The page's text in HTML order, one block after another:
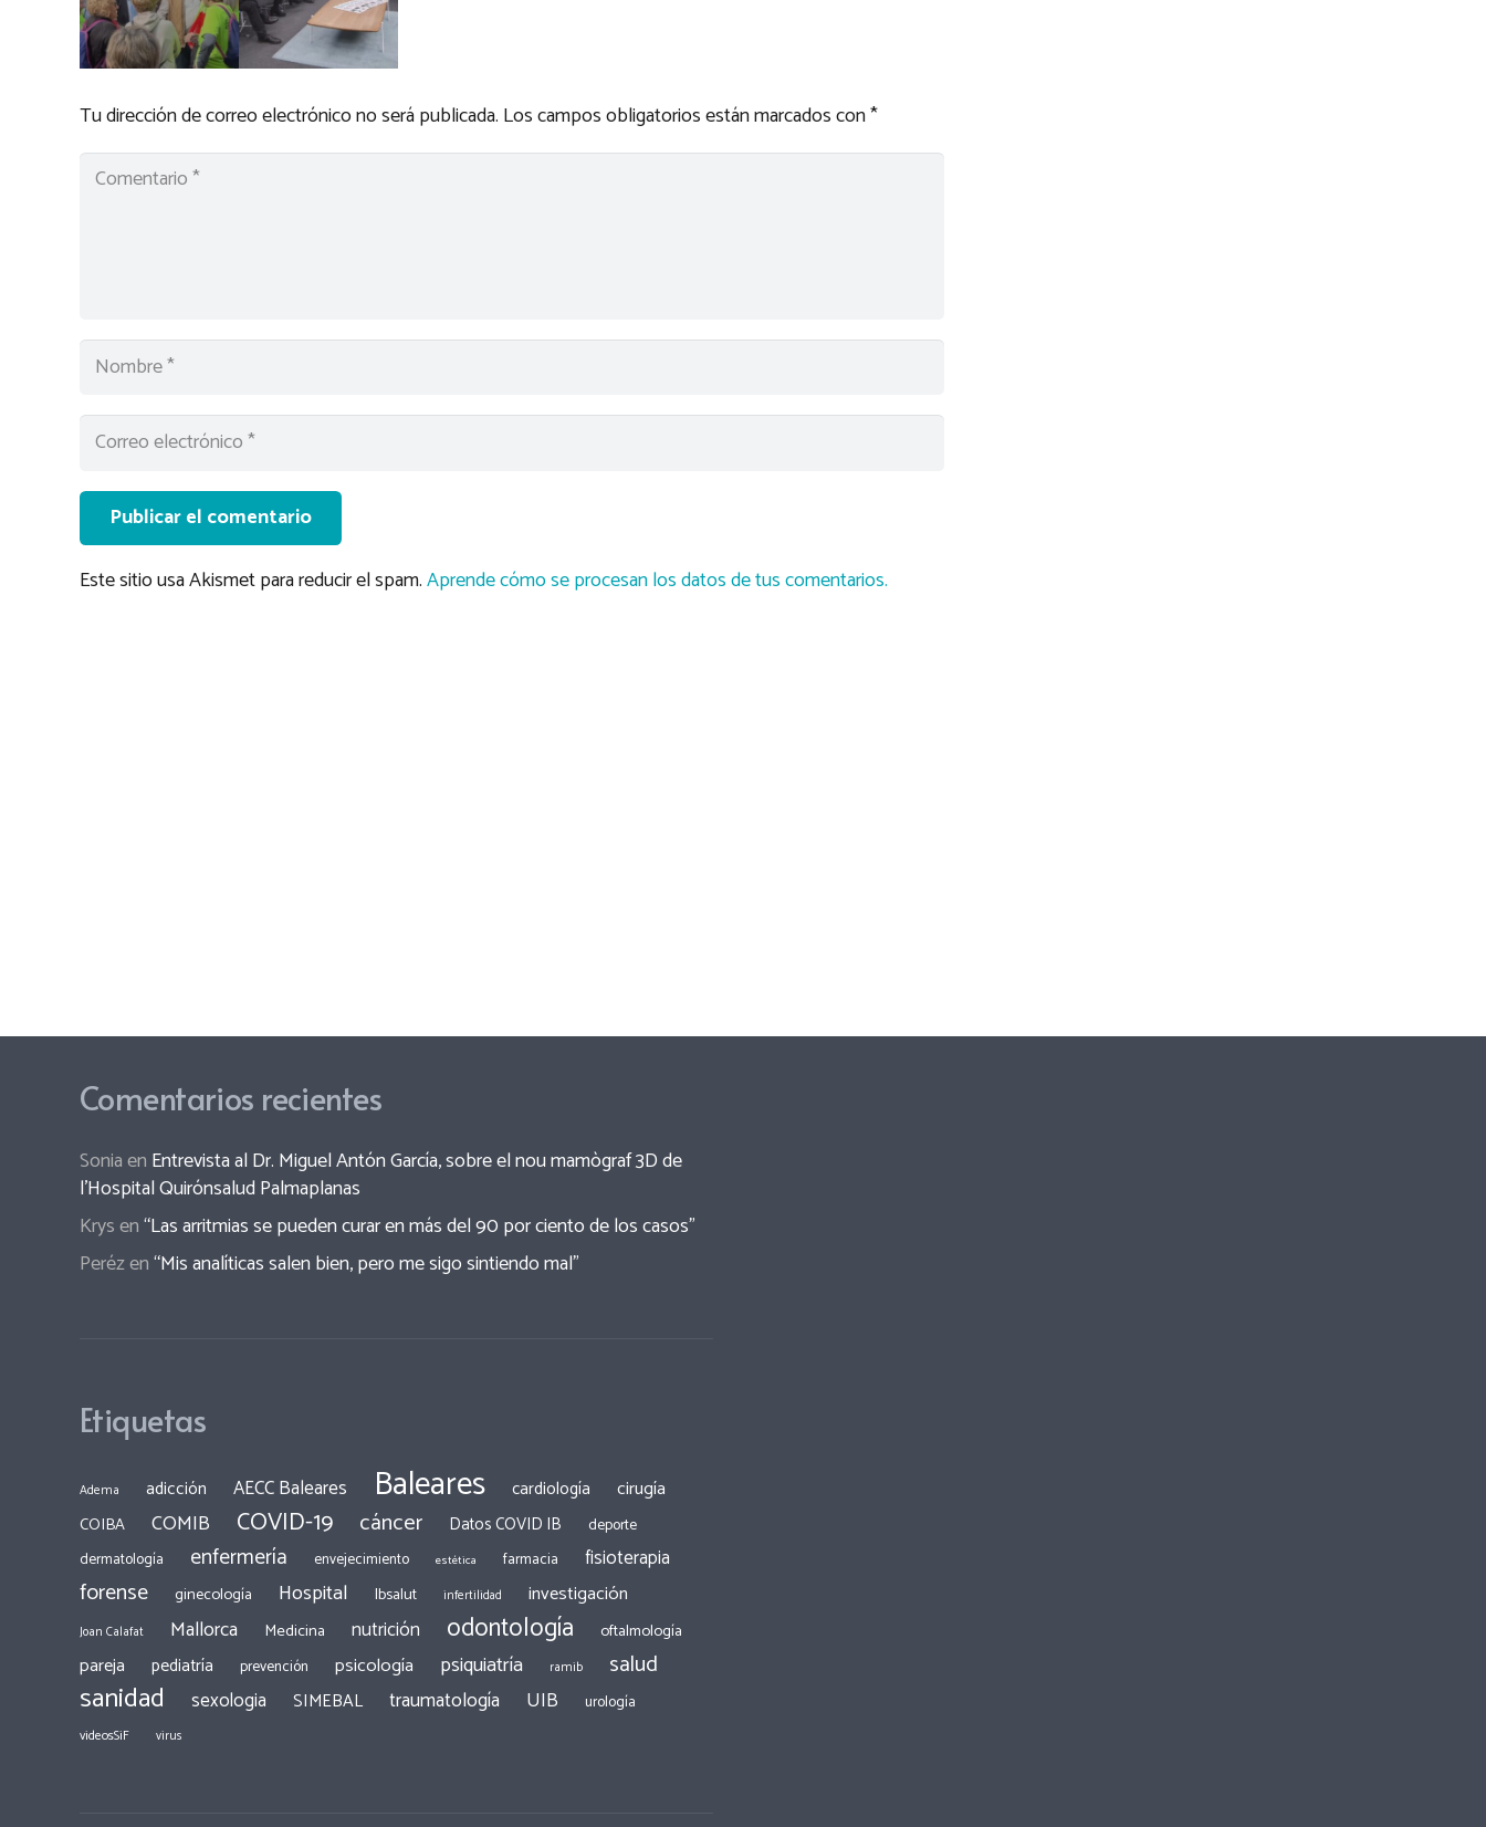
Deja una respuesta
Tu dirección de correo electrónico no será publicada. Los campos obligatorios están marcados con*
Publicar el comentario
Este sitio usa Akismet para reducir el spam.Aprende cómo se procesan los datos de tus comentarios.
Comentarios recientes
Soniaen Entrevista al Dr. Miguel Antón García, sobre el nou mamògraf 3D de
l’Hospital Quirónsalud Palmaplanas
Krysen“Las arritmias se pueden curar en más del 90 por ciento de los casos”
Perézen“Mis analíticas salen bien, pero me sigo sintiendo mal”
Etiquetas
Adema adicción AECC Baleares Baleares cardiología cirugía
COIBA COMIB COVID-19 cáncer Datos COVID IB
deporte
dermatología
enfermería envejecimiento estética farmacia fisioterapia
forense ginecología Hospital Ibsalut infertilidad investigación
Joan Calafat Mallorca Medicina nutrición odontología oftalmología
pareja pediatría prevención psicología psiquiatría ramib salud
sanidad sexologia SIMEBAL traumatología UIB urología
videosSiF virus